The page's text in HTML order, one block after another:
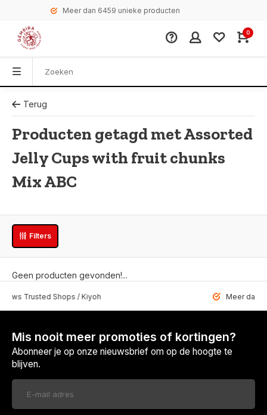
Meer dan 6459 unieke producten
0
Terug
Producten getagd met Assorted
Jelly Cups with fruit chunks
Mix ABC
Filters
Geen producten gevonden!...
Shops / Kiyoh Meer dan 6459
Mis nooit meer promoties of kortingen?
Abonneer je op onze nieuwsbrief om op de hoogte te
blijven.